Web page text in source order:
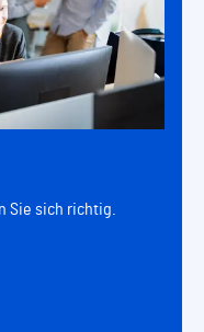
Sie sich richtig.